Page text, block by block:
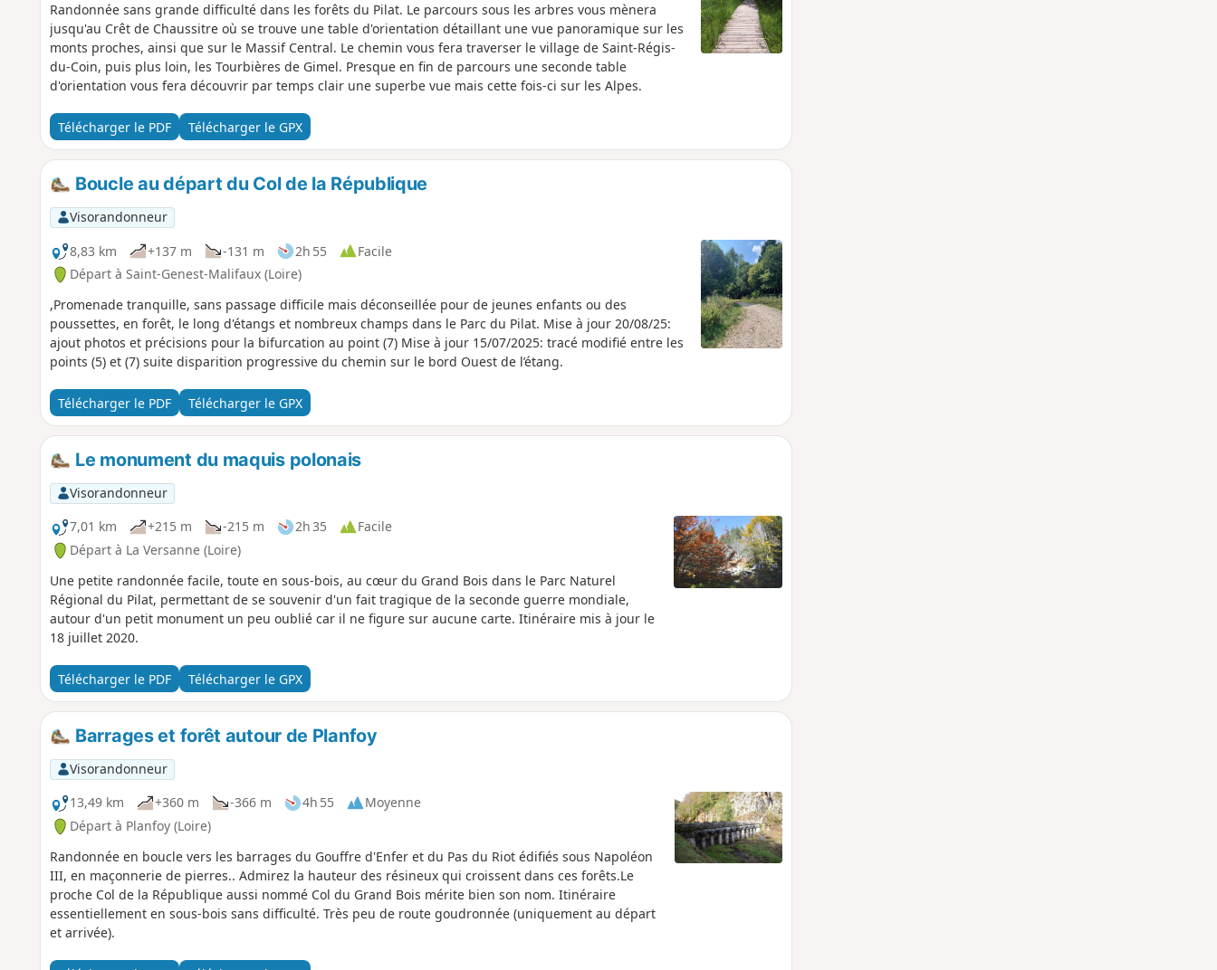
Randonnée sans grande difficulté dans les forêts du Pilat. Le parcours sous les arbres vous mènera
jusqu'au Crêt de Chaussitre où se trouve une table d'orientation détaillant une vue panoramique sur les
monts proches, ainsi que sur le Massif Central. Le chemin vous fera traverser le village de Saint-Régis-
du-Coin, puis plus loin, les Tourbières de Gimel. Presque en fin de parcours une seconde table
d'orientation vous fera découvrir par temps clair une superbe vue mais cette fois-ci sur les Alpes.
Télécharger le PDF Télécharger le GPX
Boucle au départ du Col de la République
Visorandonneur
8,83 km
+137 m -131 m 2h 55
Facile
Départ à Saint-Genest-Malifaux (Loire)
,Promenade tranquille, sans passage difficile mais déconseillée pour de jeunes enfants ou des
poussettes, en forêt, le long d'étangs et nombreux champs dans le Parc du Pilat. Mise à jour 20/08/25:
ajout photos et précisions pour la bifurcation au point (7) Mise à jour 15/07/2025: tracé modifié entre les
points (5) et (7) suite disparition progressive du chemin sur le bord Ouest de l’étang.
Télécharger le PDF Télécharger le GPX
Le monument du maquis polonais
Visorandonneur
7,01 km
+215 m -215 m 2h 35
Facile
Départ à La Versanne (Loire)
Une petite randonnée facile, toute en sous-bois, au cœur du Grand Bois dans le Parc Naturel
Régional du Pilat, permettant de se souvenir d'un fait tragique de la seconde guerre mondiale,
autour d'un petit monument un peu oublié car il ne figure sur aucune carte. Itinéraire mis à jour le
18 juillet 2020.
Télécharger le PDF Télécharger le GPX
Barrages et forêt autour de Planfoy
Visorandonneur
13,49 km
+360 m -366 m 4h 55
Moyenne
Départ à Planfoy (Loire)
Randonnée en boucle vers les barrages du Gouffre d'Enfer et du Pas du Riot édifiés sous Napoléon
III, en maçonnerie de pierres.. Admirez la hauteur des résineux qui croissent dans ces forêts.Le
proche Col de la République aussi nommé Col du Grand Bois mérite bien son nom. Itinéraire
essentiellement en sous-bois sans difficulté. Très peu de route goudronnée (uniquement au départ
et arrivée).